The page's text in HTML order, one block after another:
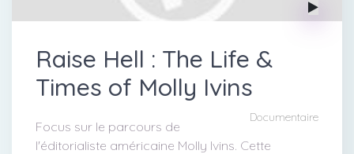
Raise Hell : The Life &
Times of Molly Ivins
Documentaire
Focus sur le parcours de
l'éditorialiste américaine Molly Ivins. Cette